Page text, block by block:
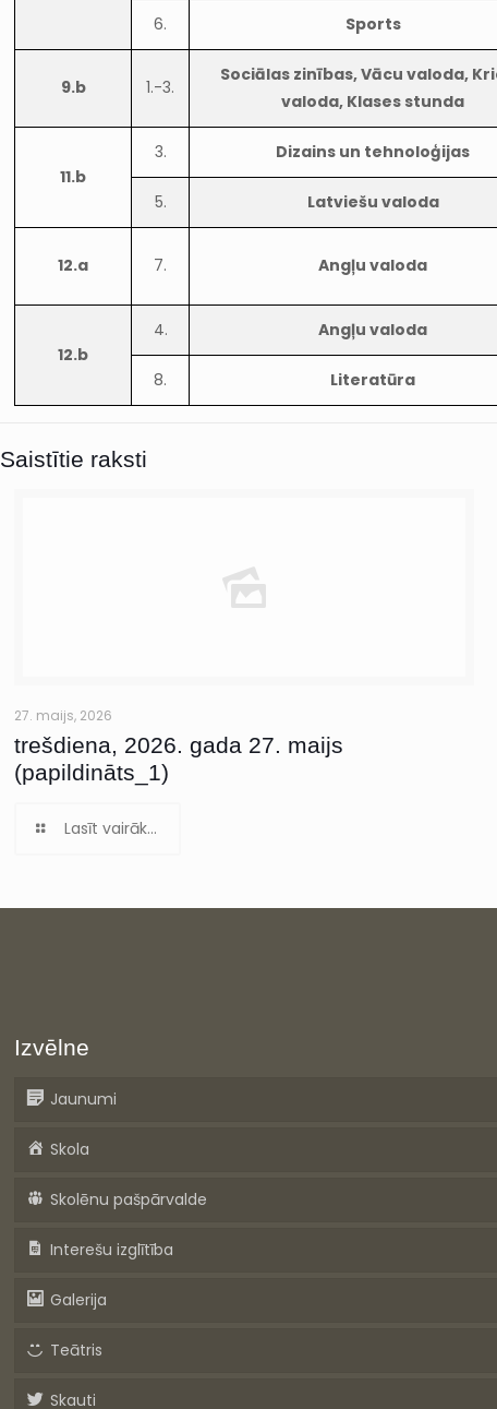
6. Sports
9.b 1.-3.
Sociālas zinības, Vācu valoda,
valoda, Klases stunda
11.b
3. Dizains un tehnoloģijas
5. Latviešu valoda
12.a 7. Angļu valoda
12.b
4. Angļu valoda
8. Literatūra
Saistītie raksti
27. maijs, 2026
trešdiena, 2026. gada 27. maijs
(papildināts_1)
Lasīt vairāk...
Izvēlne
Jaunumi
Skola
Skolēnu pašpārvalde
Interešu izglītība
Galerija
Teātris
Skauti